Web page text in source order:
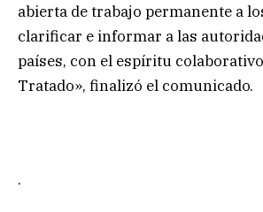
abierta de trabajo permanente a
clarificar e informar a las
países, con el espíritu
Tratado», finalizó el comunicado.
.